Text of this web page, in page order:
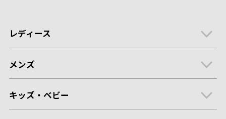
レディース
メンズ
キッズ・ベビー